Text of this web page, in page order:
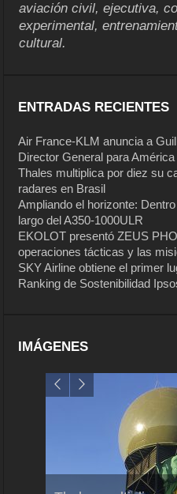
aviación civil, ejecutiva,
experimental,
cultural.
ENTRADAS RECIENTES
Air France-KLM anuncia a
Director General para América
Thales multiplica por diez su
radares en Brasil
Ampliando el horizonte:
largo del A350-1000ULR
EKOLOT presentó ZEUS
operaciones tácticas y las
SKY Airline obtiene el primer
Ranking de Sostenibilidad
IMÁGENES